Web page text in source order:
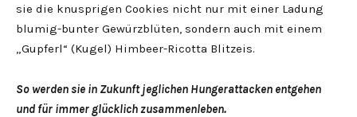
sie die knusprigen Cookies nicht nur mit einer Ladung
blumig-bunter Gewürzblüten, sondern auch mit einem
„Gupferl“ (Kugel) Himbeer-Ricotta Blitzeis.
So werden sie in Zukunft jeglichen Hungerattacken entgehen
und für immer glücklich zusammenleben.